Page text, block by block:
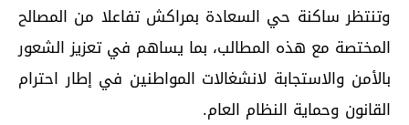
وتنتظر ساكنة حي السعادة بمراكش تفاعلا من المصالح
المختصة مع هذه المطالب، بما يساهم في تعزيز الشعور
بالأمن والاستجابة لانشغالات المواطنين في إطار احترام
القانون وحماية النظام العام.